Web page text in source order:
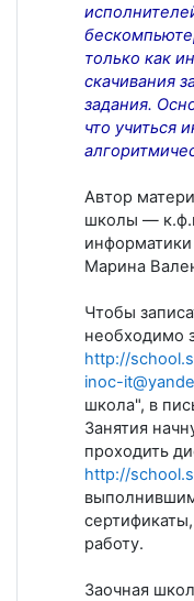
только как
скачивания
задания.
что учиться
Автор
школы —
Марина
Чтобы
необходимо
http://
inoc-
школа", в
Занятия
проходить
http://
работу.
Заочная